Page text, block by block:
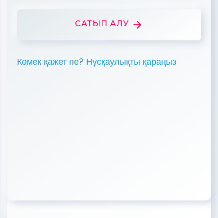
САТЫП АЛУ
Көмек қажет пе? Нұсқаулықты қараңыз